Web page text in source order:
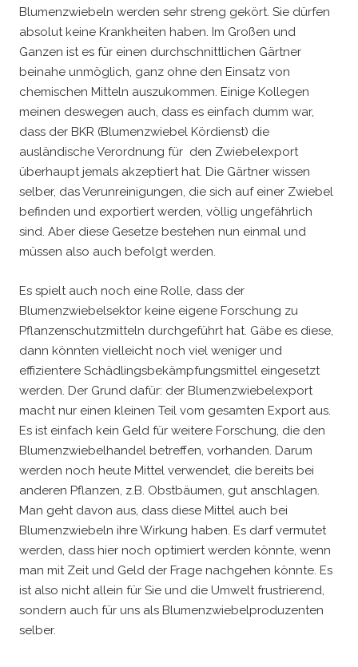
Blumenzwiebeln werden sehr streng gekört. Sie dürfen
absolut keine Krankheiten haben. Im Großen und
Ganzen ist es für einen durchschnittlichen Gärtner
beinahe unmöglich, ganz ohne den Einsatz von
chemischen Mitteln auszukommen. Einige Kollegen
meinen deswegen auch, dass es einfach dumm war,
dass der BKR (Blumenzwiebel Kördienst) die
ausländische Verordnung für den Zwiebelexport
überhaupt jemals akzeptiert hat. Die Gärtner wissen
selber, das Verunreinigungen, die sich auf einer Zwiebel
befinden und exportiert werden, völlig ungefährlich
sind. Aber diese Gesetze bestehen nun einmal und
müssen also auch befolgt werden.
Es spielt auch noch eine Rolle, dass der
Blumenzwiebelsektor keine eigene Forschung zu
Pflanzenschutzmitteln durchgeführt hat. Gäbe es diese,
dann könnten vielleicht noch viel weniger und
effizientere Schädlingsbekämpfungsmittel eingesetzt
werden. Der Grund dafür: der Blumenzwiebelexport
macht nur einen kleinen Teil vom gesamten Export aus.
Es ist einfach kein Geld für weitere Forschung, die den
Blumenzwiebelhandel betreffen, vorhanden. Darum
werden noch heute Mittel verwendet, die bereits bei
anderen Pflanzen, z.B. Obstbäumen, gut anschlagen.
Man geht davon aus, dass diese Mittel auch bei
Blumenzwiebeln ihre Wirkung haben. Es darf vermutet
werden, dass hier noch optimiert werden könnte, wenn
man mit Zeit und Geld der Frage nachgehen könnte. Es
ist also nicht allein für Sie und die Umwelt frustrierend,
sondern auch für uns als Blumenzwiebelproduzenten
selber.